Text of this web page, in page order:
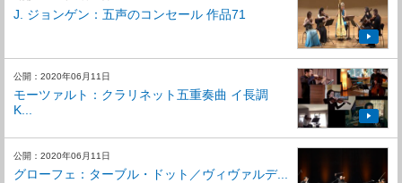
J. ジョンゲン：五声のコンセール 作品71
公開：2020年06月11日
モーツァルト：クラリネット五重奏曲 イ長調
K...
公開：2020年06月11日
グローフェ：ターブル・ドット／ヴィヴァルデ...